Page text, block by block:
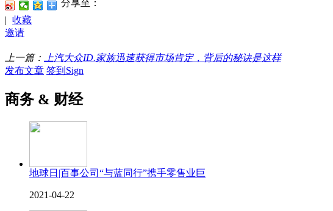
分享至：
| 收藏
邀请
上一篇：
上汽大众ID.家族迅速获得市场肯定，背后的秘诀是这样
发布文章 签到Sign
商务 & 财经
地球日|百事公司“与蓝同行”携手零售业巨
2021-04-22